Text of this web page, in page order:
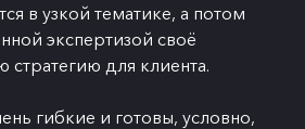
в узкой тематике, а потом
экспертизой своё
для клиента.
гибкие и готовы, условно,